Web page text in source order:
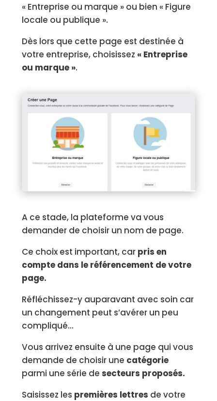
« Entreprise ou marque » ou bien « Figure
locale ou publique ».
Dès lors que cette page est destinée à
votre entreprise, choisissez « Entreprise
ou marque ».
A ce stade, la plateforme va vous
demander de choisir un nom de page.
Ce choix est important, car pris en
compte dans le référencement de votre
page.
Réfléchissez-y auparavant avec soin car
un changement peut s’avérer un peu
compliqué…
Vous arrivez ensuite à une page qui vous
demande de choisir une catégorie
parmi une série de secteurs proposés.
Saisissez les premières lettres de votre